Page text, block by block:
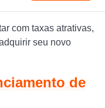
com taxas atrativas,
seu novo
de